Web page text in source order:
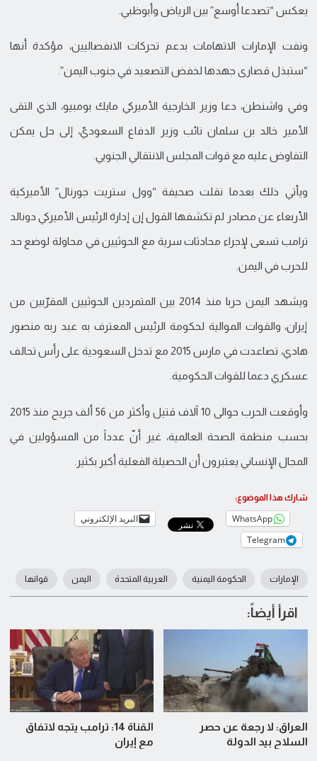
يعكس “تصدعا أوسع” بين الرياض وأبوظبي.
ونفت الإمارات الاتهامات بدعم تحركات الانفصاليين، مؤكدة أنها
“ستبذل قصارى جهدها لخفض التصعيد في جنوب اليمن”.
وفي واشنطن، دعا وزير الخارجية الأميركي مايك بومبيو، الذي التقى
الأمير خالد بن سلمان نائب وزير الدفاع السعوديّ، إلى حل يمكن
التفاوض عليه مع قوات المجلس الانتقالي الجنوبي.
ويأتي ذلك بعدما نقلت صحيفة “وول ستريت جورنال” الأميركية
الأربعاء عن مصادر لم تكشفها القول إن إدارة الرئيس الأميركي دونالد
ترامب تسعى لإجراء محادثات سرية مع الحوثيين في محاولة لوضع حد
للحرب في اليمن.
ويشهد اليمن حربا منذ 2014 بين المتمردين الحوثيين المقرّبين من
إيران، والقوات الموالية لحكومة الرئيس المعترف به عبد ربه منصور
هادي، تصاعدت في مارس 2015 مع تدخل السعودية على رأس تحالف
عسكري دعما للقوات الحكومية.
وأوقعت الحرب حوالى 10 آلاف قتيل وأكثر من 56 ألف جريح منذ 2015
بحسب منظمة الصحة العالمية، غير أنّ عدداً من المسؤولين في
المجال الإنساني يعتبرون أن الحصيلة الفعلية أكبر بكثير.
شارك هذا الموضوع:
WhatsApp
البريد الإلكتروني
Telegram
الإمارات الحكومة اليمنية العربية المتحدة اليمن قواتها
اقرأ أيضاً:
العراق: لا رجعة عن حصر
السلاح بيد الدولة
القناة 14: ترامب يتجه لاتفاق
مع إيران